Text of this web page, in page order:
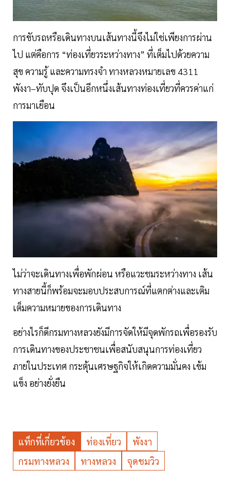
การขับรถหรือเดินทางบนเส้นทางนี้จึงไม่ใช่เพียงการผ่าน
ไป แต่คือการ “ท่องเที่ยวระหว่างทาง” ที่เต็มไปด้วยความ
สุข ความรู้ และความทรงจำ ทางหลวงหมายเลข 4311
พังงา–ทับปุด จึงเป็นอีกหนึ่งเส้นทางท่องเที่ยวที่ควรค่าแก่
การมาเยือน
ไม่ว่าจะเดินทางเพื่อพักผ่อน หรือแวะชมระหว่างทาง เส้น
ทางสายนี้ก็พร้อมจะมอบประสบการณ์ที่แตกต่างและเติม
เต็มความหมายของการเดินทาง
อย่างไรก็ดีกรมทางหลวงยังมีการจัดให้มีจุดพักรถเพื่อรองรับ
การเดินทางของประชาชนเพื่อสนับสนุนการท่องเที่ยว
ภายในประเทศ กระตุ้นเศรษฐกิจให้เกิดความมั่นคง เข้ม
แข็ง อย่างยั่งยืน
แท็กที่เกี่ยวข้อง ท่องเที่ยว
พังงา
กรมทางหลวง
ทางหลวง จุดชมวิว